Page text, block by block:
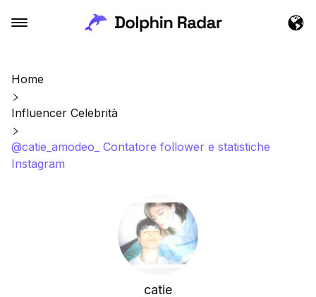
Home
Influencer Celebrità
@catie_amodeo_ Contatore follower e statistiche
Instagram
catie